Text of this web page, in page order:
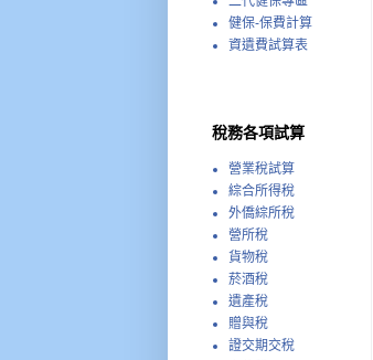
健保-保費計算
資遺費試算表
稅務各項試算
營業稅試算
綜合所得稅
外僑綜所稅
營所稅
貨物稅
菸酒稅
遺產稅
贈與稅
證交期交稅